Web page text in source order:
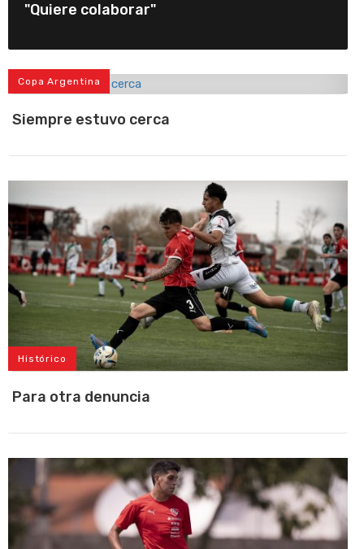
"Quiere colaborar"
Copa Argentina
Siempre estuvo cerca
Histórico
Para otra denuncia